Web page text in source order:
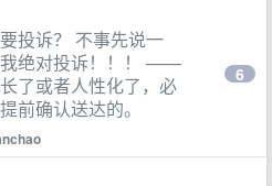
投诉？ 不事先说一
我绝对投诉！！！ ——
了或者人性化了，必
前确认送达的。
6